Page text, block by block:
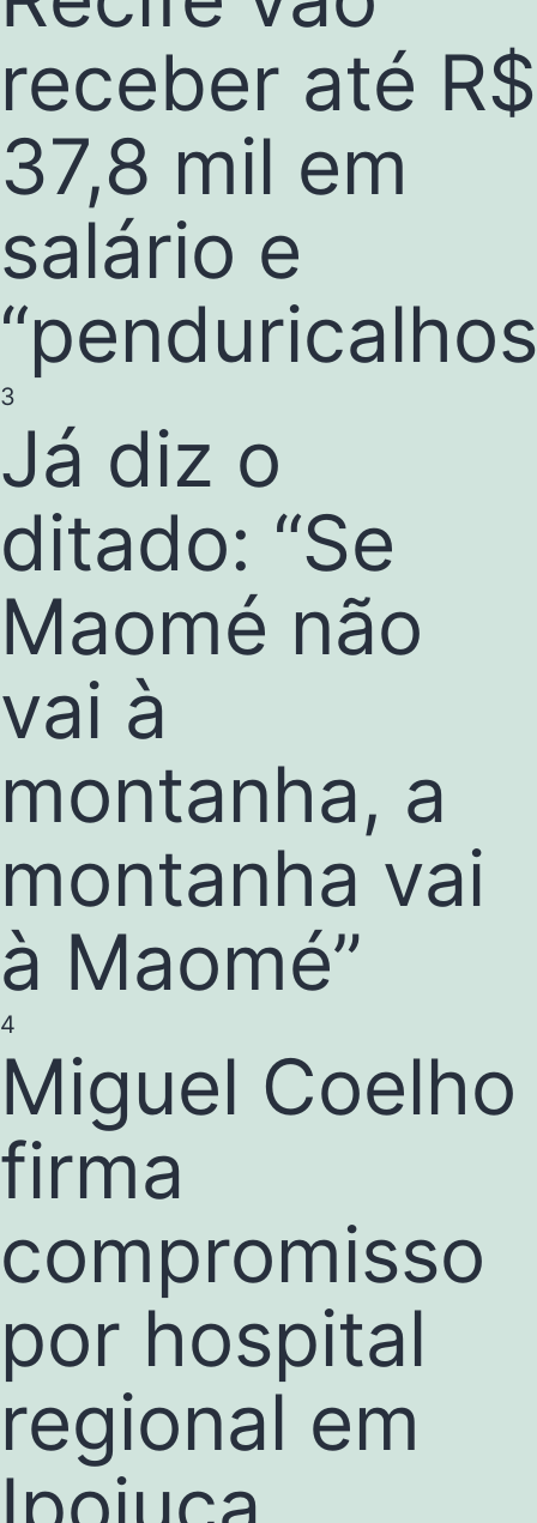
receber até R$
37,8 mil em
salário e
3
Já diz o
ditado: “Se
Maomé não
vai à
montanha, a
montanha vai
à Maomé”
4
Miguel Coelho
firma
compromisso
por hospital
regional em